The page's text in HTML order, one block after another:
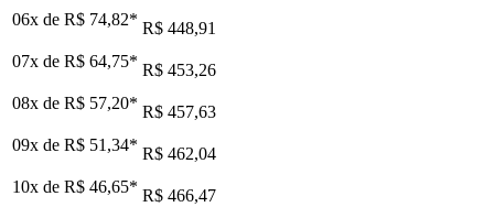
06x de R$ 74,82* R$ 448,91
07x de R$ 64,75* R$ 453,26
08x de R$ 57,20* R$ 457,63
09x de R$ 51,34* R$ 462,04
10x de R$ 46,65* R$ 466,47